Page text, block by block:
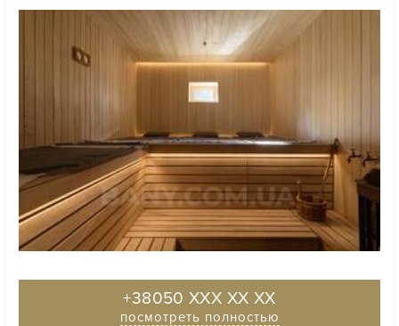
+38050 XXX XX XX
посмотреть полностью